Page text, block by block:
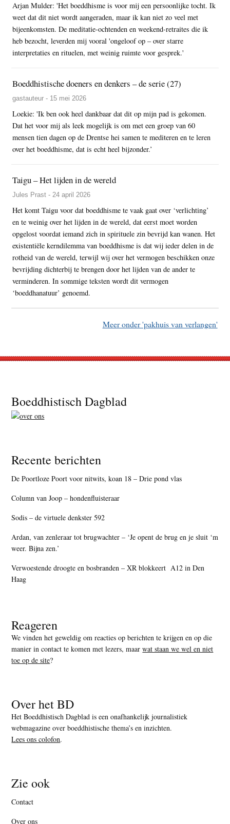
Arjan Mulder: 'Het boeddhisme is voor mij een persoonlijke tocht. Ik
weet dat dit niet wordt aangeraden, maar ik kan niet zo veel met
bijeenkomsten. De meditatie-ochtenden en weekend-retraites die ik
heb bezocht, leverden mij vooral 'ongeloof op – over starre
interpretaties en rituelen, met weinig ruimte voor gesprek.'
Boeddhistische doeners en denkers – de serie (27)
gastauteur - 15 mei 2026
Loekie: 'Ik ben ook heel dankbaar dat dit op mijn pad is gekomen.
Dat het voor mij als leek mogelijk is om met een groep van 60
mensen tien dagen op de Drentse hei samen te mediteren en te leren
over het boeddhisme, dat is echt heel bijzonder.’
Taigu – Het lijden in de wereld
Jules Prast - 24 april 2026
Het komt Taigu voor dat boeddhisme te vaak gaat over ‘verlichting’
en te weinig over het lijden in de wereld, dat eerst moet worden
opgelost voordat iemand zich in spirituele zin bevrijd kan wanen. Het
existentiële kerndilemma van boeddhisme is dat wij ieder delen in de
rotheid van de wereld, terwijl wij over het vermogen beschikken onze
bevrijding dichterbij te brengen door het lijden van de ander te
verminderen. In sommige teksten wordt dit vermogen
‘boeddhanatuur’ genoemd.
Meer onder 'pakhuis van verlangen'
Footer
Boeddhistisch Dagblad
Recente berichten
De Poortloze Poort voor nitwits, koan 18 – Drie pond vlas
Column van Joop – hondenfluisteraar
Sodis – de virtuele denkster 592
Ardan, van zenleraar tot brugwachter – ‘Je opent de brug en je sluit ‘m
weer. Bijna zen.’
Verwoestende droogte en bosbranden – XR blokkeert A12 in Den
Haag
Reageren
We vinden het geweldig om reacties op berichten te krijgen en op die
manier in contact te komen met lezers, maarwat staan we wel en niet
toe op de site?
Over het BD
Het Boeddhistisch Dagblad is een onafhankelijk journalistiek
webmagazine over boeddhistische thema’s en inzichten.
Lees ons colofon.
Zie ook
Contact
Over ons